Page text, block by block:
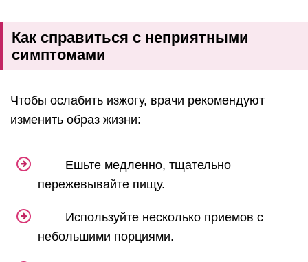
Как справиться с неприятными
симптомами
Чтобы ослабить изжогу, врачи рекомендуют
изменить образ жизни:
Ешьте медленно, тщательно
пережевывайте пищу.
Используйте несколько приемов с
небольшими порциями.